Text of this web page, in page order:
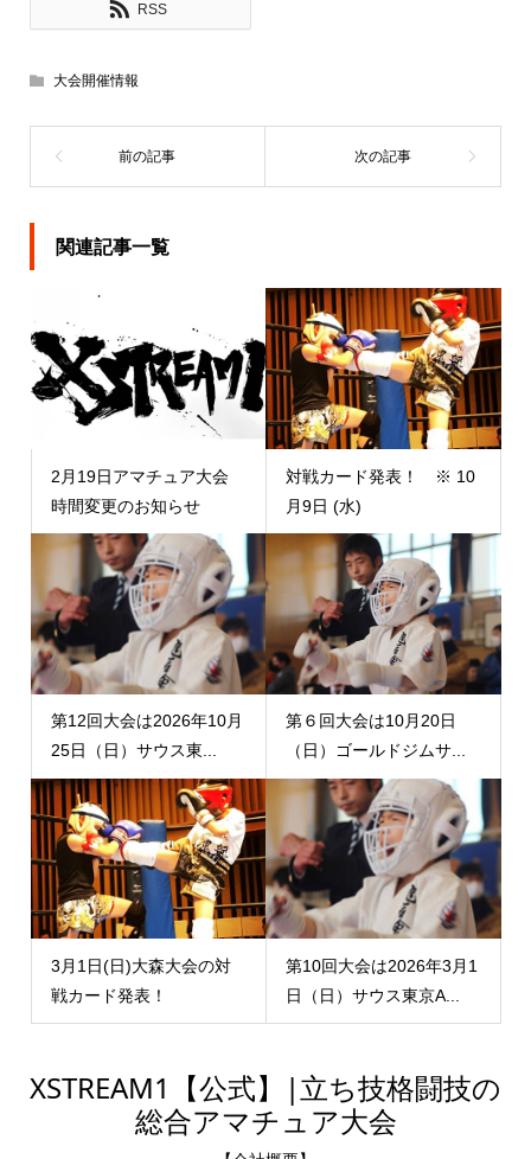
RSS
大会開催情報
関連記事一覧
2月19日アマチュア大会
時間変更のお知らせ
対戦カード発表！ ※ 10
月9日 (水)
第12回大会は2026年10月
25日（日）サウス東...
第６回大会は10月20日
（日）ゴールドジムサ...
3月1日(日)大森大会の対
戦カード発表！
第10回大会は2026年3月1
日（日）サウス東京A...
XSTREAM1【公式】|立ち技格闘技の
総合アマチュア大会